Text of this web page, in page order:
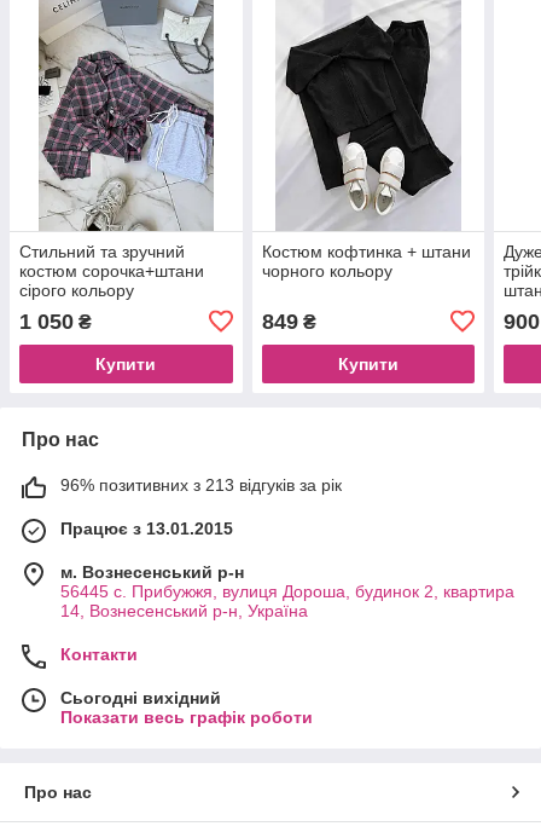
Стильний та зручний
костюм сорочка+штани
сірого кольору
1 050 ₴
Купити
Костюм кофтинка + штани
чорного кольору
849₴
Купити
900
Про нас
96% позитивних з 213 відгуків за рік
Працює з 13.01.2015
м. Вознесенський р-н
56445 с. Прибужжя, вулиця Дороша, будинок 2, квартира
14, Вознесенський р-н, Україна
Контакти
Сьогодні вихідний
Показати весь графік роботи
Про нас